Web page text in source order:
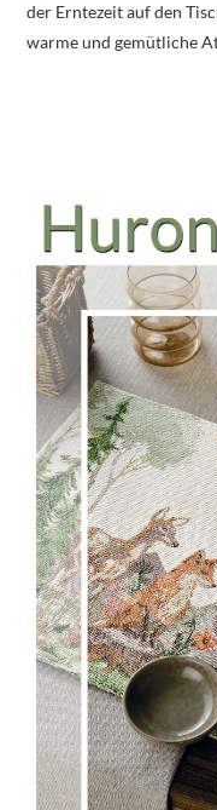
der Erntezeit auf den
warme und gemütliche